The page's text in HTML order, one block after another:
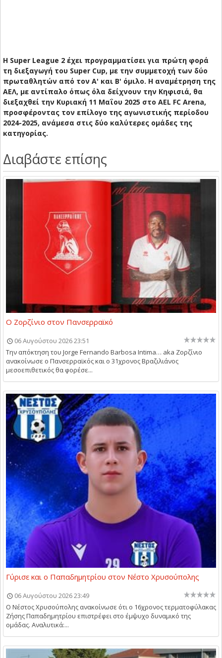
Η Super League 2 έχει προγραμματίσει για πρώτη φορά
τη διεξαγωγή του Super Cup, με την συμμετοχή των δύο
πρωταθλητών από τον Α' και Β' όμιλο. Η αναμέτρηση της
ΑΕΛ, με αντίπαλο όπως όλα δείχνουν την Κηφισιά, θα
διεξαχθεί την Κυριακή 11 Μαΐου 2025 στο AEL FC Arena,
προσφέροντας τον επίλογο της αγωνιστικής περίοδου
2024-2025, ανάμεσα στις δύο καλύτερες ομάδες της
κατηγορίας.
Διαβάστε επίσης
Ο Ζορζίνιο στον Πανσερραϊκό
06 Αυγούστου 2026 23:51
Την απόκτηση του Jorge Fernando Barbosa Intima… aka Ζορζίνιο
ανακοίνωσε ο Πανσερραϊκός και ο 31χρονος Βραζιλιάνος
μεσοεπιθετικός θα φορέσε...
Γύρισε και ο Παπαδημητρίου στον Νέστο Χρυσούπολης
06 Αυγούστου 2026 23:49
Ο Νέστος Χρυσούπολης ανακοίνωσε ότι ο 16χρονος τερματοφύλακας
Ζήσης Παπαδημητρίου επιστρέφει στο έμψυχο δυναμικό της
ομάδας. Αναλυτικά:...